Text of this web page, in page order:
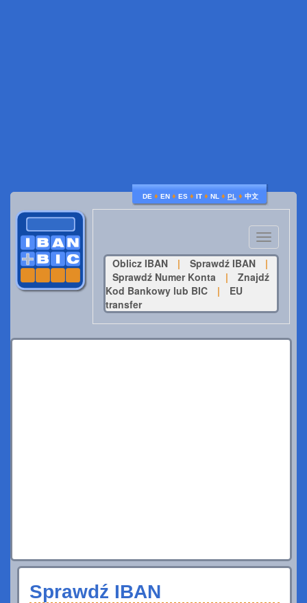
DE ♦ EN ♦ ES ♦ IT ♦ NL ♦ PL ♦ 中文
Toggle
navigation
Oblicz IBAN
| Sprawdź IBAN
|
Sprawdź Numer Konta
|
Znajdź
Kod Bankowy lub BIC
|
EU
transfer
Sprawdź IBAN